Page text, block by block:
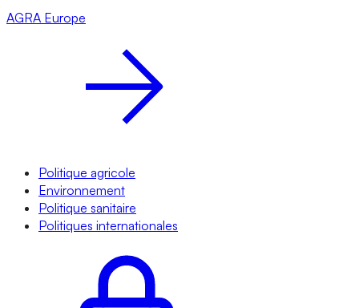
AGRA Europe
Politique agricole
Environnement
Politique sanitaire
Politiques internationales